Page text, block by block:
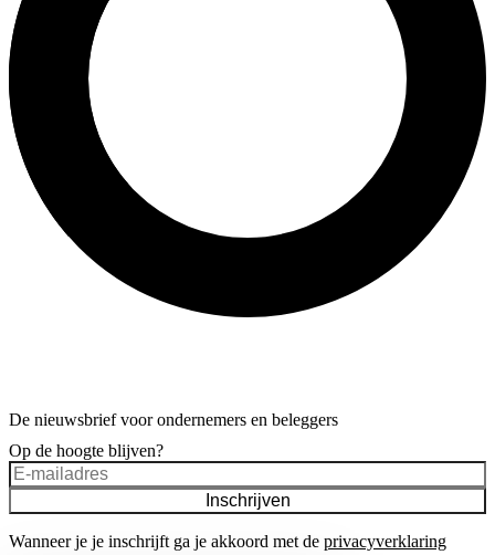
De nieuwsbrief voor ondernemers en beleggers
Op de hoogte blijven?
Inschrijven
Wanneer je je inschrijft ga je akkoord met de privacyverklaring